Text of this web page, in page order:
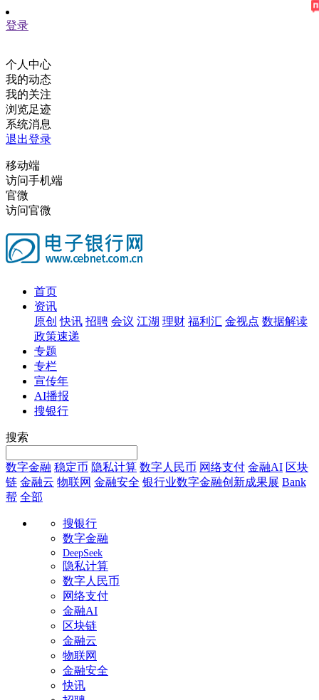
登录
个人中心
我的动态
我的关注
浏览足迹
系统消息
退出登录
移动端
访问手机端
官微
访问官微
首页
资讯
原创 快讯 招聘 会议 江湖 理财 福利汇 金视点 数据解读
政策速递
专题
专栏
宣传年
AI播报
搜银行
搜索
数字金融 稳定币 隐私计算 数字人民币 网络支付 金融AI 区块
链 金融云 物联网 金融安全 银行业数字金融创新成果展 Bank
帮 全部
搜银行
数字金融
DeepSeek
隐私计算
数字人民币
网络支付
金融AI
区块链
金融云
物联网
金融安全
快讯